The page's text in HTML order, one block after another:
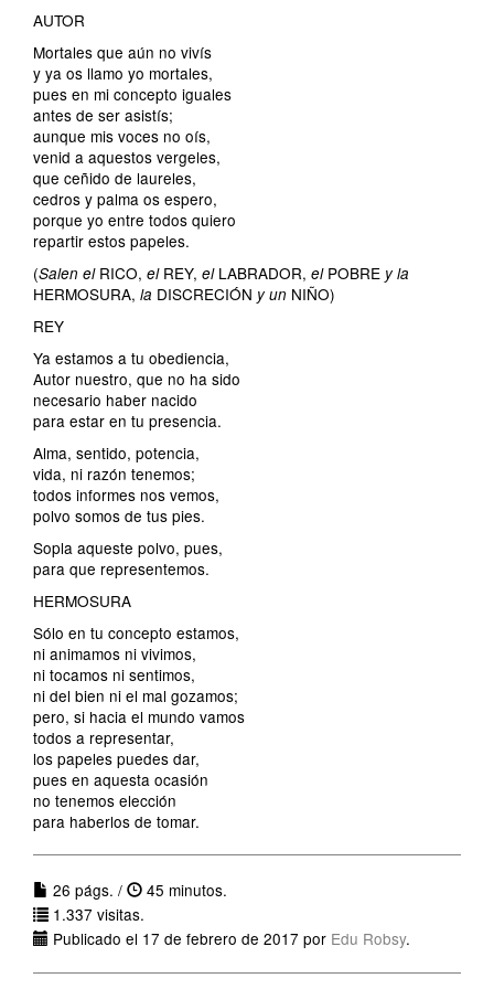
AUTOR
Mortales que aún no vivís
y ya os llamo yo mortales,
pues en mi concepto iguales
antes de ser asistís;
aunque mis voces no oís,
venid a aquestos vergeles,
que ceñido de laureles,
cedros y palma os espero,
porque yo entre todos quiero
repartir estos papeles.
(Salen elRICO, elREY, elLABRADOR, elPOBRE y la
HERMOSURA, la DISCRECIÓN y un NIÑO)
REY
Ya estamos a tu obediencia,
Autor nuestro, que no ha sido
necesario haber nacido
para estar en tu presencia.
Alma, sentido, potencia,
vida, ni razón tenemos;
todos informes nos vemos,
polvo somos de tus pies.
Sopla aqueste polvo, pues,
para que representemos.
HERMOSURA
Sólo en tu concepto estamos,
ni animamos ni vivimos,
ni tocamos ni sentimos,
ni del bien ni el mal gozamos;
pero, si hacia el mundo vamos
todos a representar,
los papeles puedes dar,
pues en aquesta ocasión
no tenemos elección
para haberlos de tomar.
26 págs. /
45 minutos.
1.337 visitas.
Publicado el 17 de febrero de 2017 por Edu Robsy.